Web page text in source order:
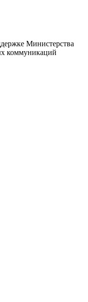
Министерства
коммуникаций